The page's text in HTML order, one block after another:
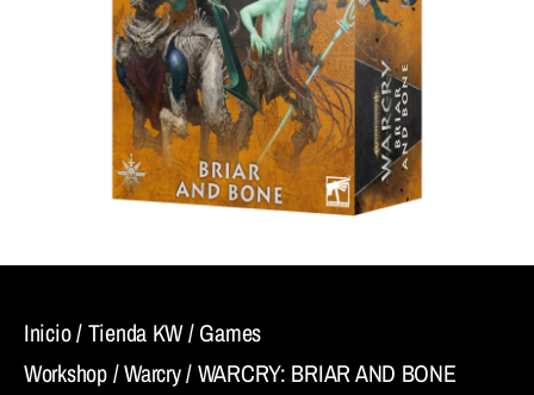
Inicio/Tienda KW/Games
Workshop/Warcry/ WARCRY: BRIAR AND BONE